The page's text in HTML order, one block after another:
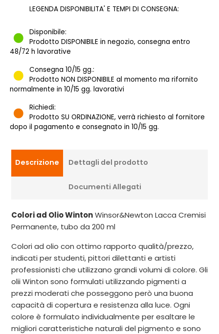
LEGENDA DISPONIBILITA' E TEMPI DI CONSEGNA:
Disponibile:
Prodotto DISPONIBILE in negozio, consegna entro
48/72 h lavorative
Consegna 10/15 gg.:
Prodotto NON DISPONIBILE al momento ma rifornito
normalmente in 10/15 gg. lavorativi
Richiedi:
Prodotto SU ORDINAZIONE, verrà richiesto al fornitore
dopo il pagamento e consegnato in 10/15 gg.
Descrizione Dettagli del prodotto
Documenti Allegati
Colori ad Olio WintonWinsor&Newton Lacca Cremisi
Permanente, tubo da 200 ml
Colori ad olio con ottimo rapporto qualità/prezzo,
indicati per studenti, pittori dilettanti e artisti
professionisti che utilizzano grandi volumi di colore. Gli
olii Winton sono formulati utilizzando pigmenti a
prezzi moderati che posseggono però una buona
capacità di copertura e resistenza alla luce. Ogni
colore è formulato individualmente per esaltare le
migliori caratteristiche naturali del pigmento e sono